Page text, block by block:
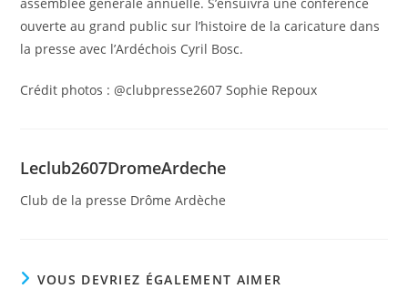
ouverte au grand public sur l’histoire de la caricature dans
la presse avec l’Ardéchois Cyril Bosc.
Crédit photos : @clubpresse2607 Sophie Repoux
Leclub2607DromeArdeche
Club de la presse Drôme Ardèche
VOUS DEVRIEZ ÉGALEMENT AIMER